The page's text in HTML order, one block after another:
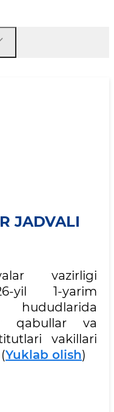
JADVALI
vazirligi
yil 1-yarim
hududlarida
qabullar va
vakillari
Yuklab olish)